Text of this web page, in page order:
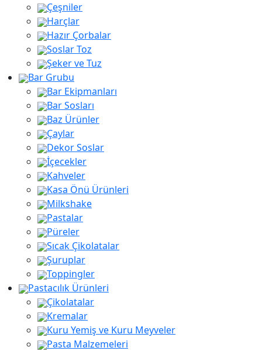
Çeşniler
Harçlar
Hazır Çorbalar
Soslar Toz
Şeker ve Tuz
Bar Grubu
Bar Ekipmanları
Bar Sosları
Baz Ürünler
Çaylar
Dekor Soslar
İçecekler
Kahveler
Kasa Önü Ürünleri
Milkshake
Pastalar
Püreler
Sıcak Çikolatalar
Şuruplar
Toppingler
Pastacılık Ürünleri
Çikolatalar
Kremalar
Kuru Yemiş ve Kuru Meyveler
Pasta Malzemeleri